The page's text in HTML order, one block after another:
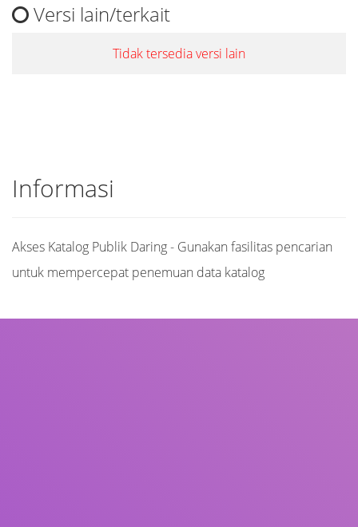
Versi lain/terkait
Tidak tersedia versi lain
Informasi
Akses Katalog Publik Daring - Gunakan fasilitas pencarian
untuk mempercepat penemuan data katalog